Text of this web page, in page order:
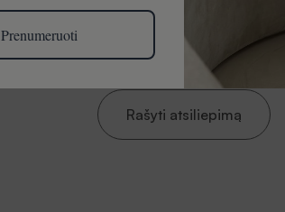
Tai užtruks vos minutę!
Rašyti atsiliepimą
Prenumeruoti